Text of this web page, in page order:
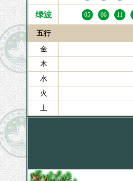
绿波 05 06 11
五行
金
木
水
火
土